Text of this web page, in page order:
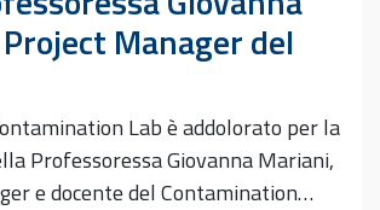
Manager del
Lab è addolorato per la
Professoressa Giovanna Mariani,
e docente del Contamination…